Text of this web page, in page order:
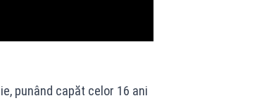
punând capăt celor 16 ani